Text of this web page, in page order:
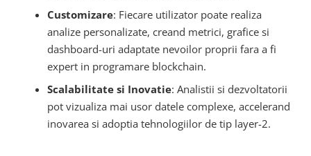
Customizare: Fiecare utilizator poate realiza
analize personalizate, creand metrici, grafice si
dashboard-uri adaptate nevoilor proprii fara a fi
expert in programare blockchain.
Scalabilitate si Inovatie: Analistii si dezvoltatorii
pot vizualiza mai usor datele complexe, accelerand
inovarea si adoptia tehnologiilor de tip layer-2.